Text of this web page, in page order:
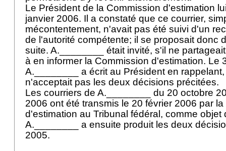
Le Président de la Commission d'estimation
janvier 2006. Il a constaté que ce courrier,
mécontentement, n'avait pas été suivi d'un
de l'autorité compétente; il se proposait donc
suite. A.________ était invité, s'il ne
à en informer la Commission d'estimation. Le
A.________ a écrit au Président en
n'acceptait pas les deux décisions précitées.
Les courriers de A.________ du 20 octobre
2006 ont été transmis le 20 février 2006 par
d'estimation au Tribunal fédéral, comme objet
A.________ a ensuite produit les deux
2005.